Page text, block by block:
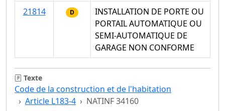
21814
D
INSTALLATION DE PORTE OU
PORTAIL AUTOMATIQUE OU
SEMI-AUTOMATIQUE DE
GARAGE NON CONFORME
Texte
Code de la construction et de l'habitation
Article L183-4
NATINF 34160